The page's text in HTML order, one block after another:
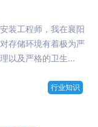
装工程师，我在襄阳
存储环境有着极为严
以及严格的卫生...
行业知识